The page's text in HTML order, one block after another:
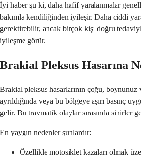
İyi haber şu ki, daha hafif yaralanmalar
bakımla kendiliğinden iyileşir. Daha ciddi
gerektirebilir, ancak birçok kişi doğru
iyileşme görür.
Brakial Pleksus Hasarına
Brakial pleksus hasarlarının çoğu,
ayrıldığında veya bu bölgeye aşırı basınç
gelir. Bu travmatik olaylar sırasında sinirler
En yaygın nedenler şunlardır:
Özellikle motosiklet kazaları olmak